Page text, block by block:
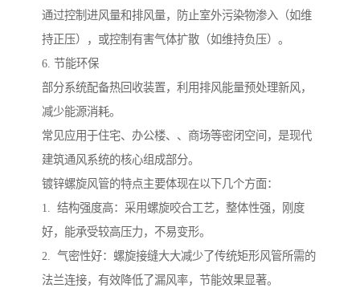
通过控制进风量和排风量，防止室外污染物渗入（如维
持正压），或控制有害气体扩散（如维持负压）。
6. 节能环保
部分系统配备热回收装置，利用排风能量预处理新风，
减少能源消耗。
常见应用于住宅、办公楼、、商场等密闭空间，是现代
建筑通风系统的核心组成部分。
镀锌螺旋风管的特点主要体现在以下几个方面：
1. 结构强度高：采用螺旋咬合工艺，整体性强，刚度
好，能承受较高压力，不易变形。
2. 气密性好：螺旋接缝大大减少了传统矩形风管所需的
法兰连接，有效降低了漏风率，节能效果显著。